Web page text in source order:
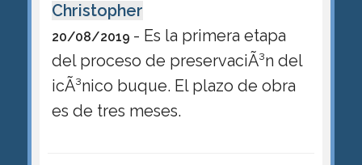
Christopher
20/08/2019 - Es la primera etapa
del proceso de preservaciÃ³n del
icÃ³nico buque. El plazo de obra
es de tres meses.